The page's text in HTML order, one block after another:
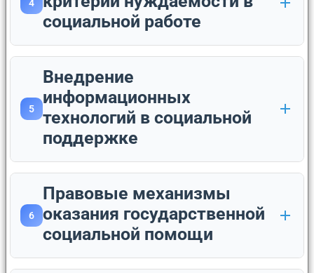
4
социальной работе
5
Внедрение
информационных
технологий в социальной
поддержке
6
Правовые механизмы
оказания государственной
социальной помощи